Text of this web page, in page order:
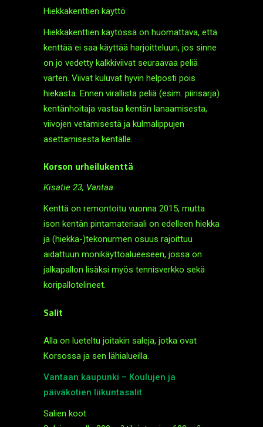
Hiekkakenttien käyttö
Hiekkakenttien käytössä on huomattava, että
kenttää ei saa käyttää harjoitteluun, jos sinne
on jo vedetty kalkki­viivat seuraavaa peliä
varten. Viivat kuluvat hyvin helposti pois
hiekasta. Ennen virallista peliä (esim. piiri­sarja)
kentän­hoitaja vastaa kentän lanaamisesta,
viivojen vetämisestä ja kulma­lippujen
asettamisesta kentälle.
Korson urheilukenttä
Kisatie 23, Vantaa
Kenttä on remontoitu vuonna 2015, mutta
ison kentän pinta­materiaali on edelleen hiekka
ja (hiekka-)teko­nurmen osuus rajoittuu
aidattuun moni­käyttö­alueeseen, jossa on
jalka­pallon lisäksi myös tennis­verkko sekä
kori­pallo­telineet.
Salit
Alla on lueteltu joitakin saleja, jotka ovat
Korsossa ja sen lähi­alueilla.
Vantaan kaupunki – Koulujen ja
päiväkotien liikuntasalit
Salien koot